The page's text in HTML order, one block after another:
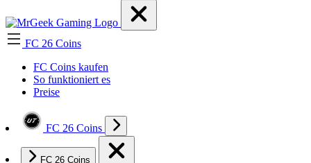
FC 26 Coins
FC Coins kaufen
So funktioniert es
Preise
FC 26 Coins
FC 26 Coins